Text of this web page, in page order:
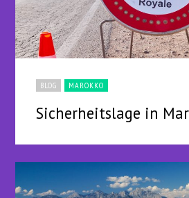
BLOG MAROKKO
Sicherheitslage in